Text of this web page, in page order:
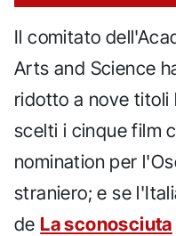
Il comitato
Arts and Science
ridotto a nove titoli
scelti i cinque film
nomination per
straniero; e se
de La sconosciuta